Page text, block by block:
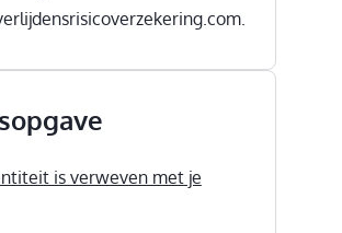
is verweven met je